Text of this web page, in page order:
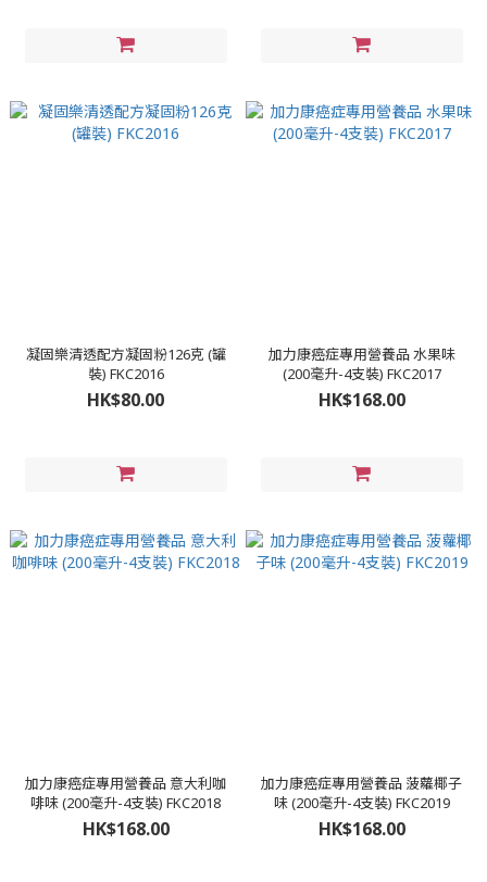
凝固樂清透配方凝固粉126克 (罐
裝) FKC2016
HK$80.00
加力康癌症專用營養品 水果味
(200毫升-4支裝) FKC2017
HK$168.00
加力康癌症專用營養品 意大利咖
啡味 (200毫升-4支裝) FKC2018
HK$168.00
加力康癌症專用營養品 菠蘿椰子
味 (200毫升-4支裝) FKC2019
HK$168.00